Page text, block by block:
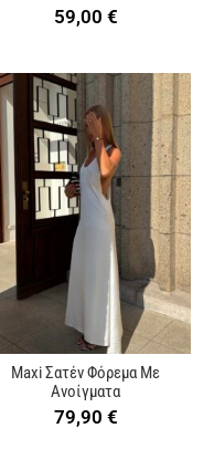
59,00 €
Maxi Σατέν Φόρεμα Με
Ανοίγματα
79,90 €